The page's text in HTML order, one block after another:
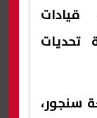
قيادات
تحديات
سنجور،